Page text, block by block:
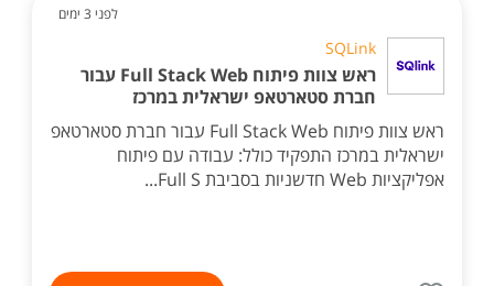
לפני 3 ימים
SQLink
ראש צוות פיתוח Full Stack Web עבור
חברת סטארטאפ ישראלית במרכז
ראש צוות פיתוח Full Stack Web עבור חברת סטארטאפ
ישראלית במרכז התפקיד כולל: עבודה עם פיתוח
אפליקציות Web חדשניות בסביבת Full S...